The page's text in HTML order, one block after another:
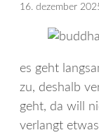
16. dezember
es geht
zu, deshalb
geht, da will
verlangt